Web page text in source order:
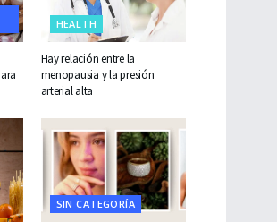
HEALTH
Hay relación entre la
menopausia y la presión
arterial alta
SIN CATEGORÍA